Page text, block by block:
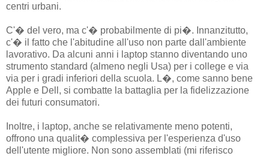
centri urbani.
C'� del vero, ma c'� probabilmente di pi�. Innanzitutto,
c'� il fatto che l'abitudine all'uso non parte dall'ambiente
lavorativo. Da alcuni anni i laptop stanno diventando uno
strumento standard (almeno negli Usa) per i college e via
via per i gradi inferiori della scuola. L�, come sanno bene
Apple e Dell, si combatte la battaglia per la fidelizzazione
dei futuri consumatori.
Inoltre, i laptop, anche se relativamente meno potenti,
offrono una qualit� complessiva per l'esperienza d'uso
dell'utente migliore. Non sono assemblati (mi riferisco